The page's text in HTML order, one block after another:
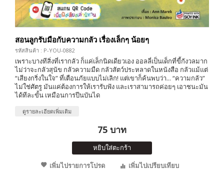
สอนลูกรับมือกับความกลัว เรื่องเล็กๆ น้อยๆ
รหัสสินค้า : P-YOU-0882
เพราะบางทีสิ่งที่เรากลัว ก็แค่เล็กนิดเดียวเอง ออลลี่เป็นเด็กที่ขี้กังวลมาก
ไม่ว่าจะกลัวสุนัข กลัวความมืด กลัวสัตว์ประหลาดในหนังสือ กลัวแม้แต่
“เสียงกริ่งในใจ” ที่เตือนภัยแบบไม่เลิก! แต่เขาก็ค้นพบว่า... “ความกลัว”
ไม่ใช่ศัตรู มันแค่ต้องการให้เรารับฟัง และเราสามารถค่อยๆ เอาชนะมัน
ได้ทีละขั้น เหมือนการปีนบันได
ดูรายละเอียดเพิ่มเติม
75 บาท
หยิบใส่ตะกร้า
เพิ่มไปรายการโปรด
เพิ่มไปเปรียบเทียบ